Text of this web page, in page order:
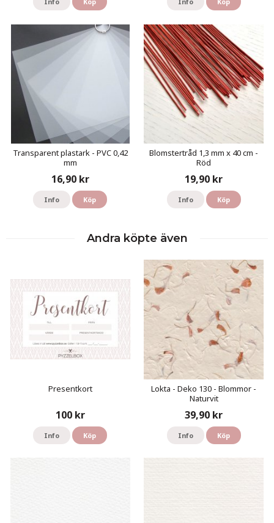
Transparent plastark - PVC 0,42
mm
16,90 kr
Info Köp
Blomstertråd 1,3 mm x 40 cm -
Röd
19,90 kr
Info Köp
Andra köpte även
Presentkort
100 kr
Info Köp
Lokta - Deko 130 - Blommor -
Naturvit
39,90 kr
Info Köp